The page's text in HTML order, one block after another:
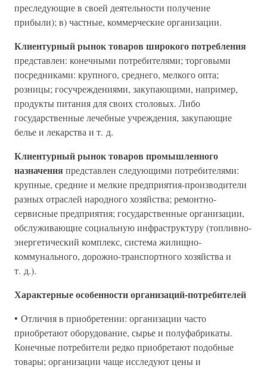
преследующие в своей деятельности получение
прибыли); в) частные, коммерческие организации.
Клиентурный рынок товаров широкого потребления
представлен: конечными потребителями; торговыми
посредниками: крупного, среднего, мелкого опта;
розницы; госучреждениями, закупающими, например,
продукты питания для своих столовых. Либо
государственные лечебные учреждения, закупающие
белье и лекарства и т. д.
Клиентурный рынок товаров промышленного
назначения представлен следующими потребителями:
крупные, средние и мелкие предприятия-производители
разных отраслей народного хозяйства; ремонтно-
сервисные предприятия; государственные организации,
обслуживающие социальную инфраструктуру (топливно-
энергетический комплекс, система жилищно-
коммунального, дорожно-транспортного хозяйства и
т. д.).
Характерные особенности организаций-потребителей
• Отличия в приобретении: организации часто
приобретают оборудование, сырье и полуфабрикаты.
Конечные потребители редко приобретают подобные
товары; организации чаще исследуют цены и